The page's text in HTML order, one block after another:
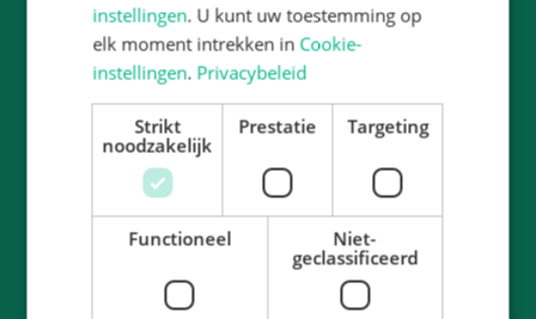
instellingen. U kunt uw toestemming op
elk moment intrekken in Cookie-
instellingen. Privacybeleid
Strikt
noodzakelijk
Prestatie Targeting
Functioneel
Niet-
geclassificeerd